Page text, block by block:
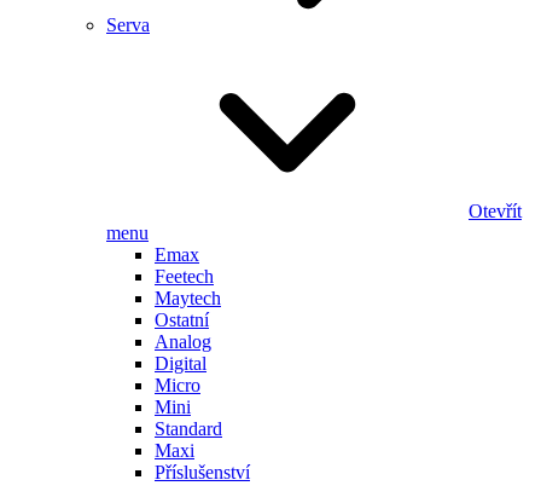
Serva
Otevřít
menu
Emax
Feetech
Maytech
Ostatní
Analog
Digital
Micro
Mini
Standard
Maxi
Příslušenství